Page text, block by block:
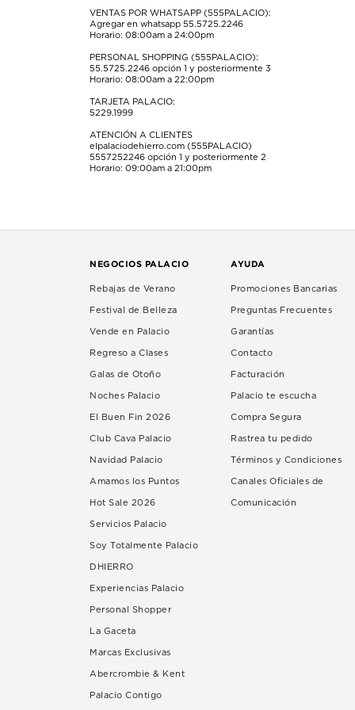
VENTAS POR WHATSAPP (555PALACIO):
Agregar en whatsapp 55.5725.2246
Horario: 08:00am a 24:00pm
PERSONAL SHOPPING (555PALACIO):
55.5725.2246 opción 1 y posteriormente 3
Horario: 08:00am a 22:00pm
TARJETA PALACIO:
5229.1999
ATENCIÓN A CLIENTES
elpalaciodehierro.com (555PALACIO)
5557252246 opción 1 y posteriormente 2
Horario: 09:00am a 21:00pm
NEGOCIOS PALACIO
Rebajas de Verano
Festival de Belleza
Vende en Palacio
Regreso a Clases
Galas de Otoño
Noches Palacio
El Buen Fin 2026
Club Cava Palacio
Navidad Palacio
Amamos los Puntos
Hot Sale 2026
Servicios Palacio
Soy Totalmente Palacio
DHIERRO
Experiencias Palacio
Personal Shopper
La Gaceta
Marcas Exclusivas
Abercrombie & Kent
Palacio Contigo
AYUDA
Promociones Bancarias
Preguntas Frecuentes
Garantías
Contacto
Facturación
Palacio te escucha
Compra Segura
Rastrea tu pedido
Términos y Condiciones
Canales Oficiales de
Comunicación